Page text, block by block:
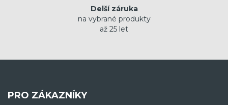
Delší záruka
na vybrané produkty
až 25 let
PRO ZÁKAZNÍKY